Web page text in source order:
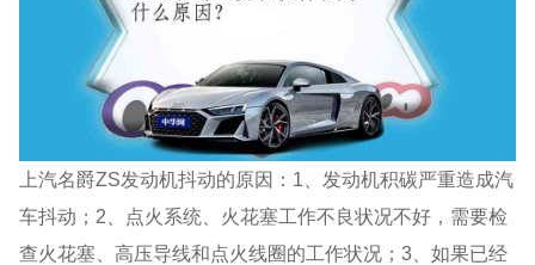
上汽名爵ZS发动机抖动的原因：1、发动机积碳严重造成汽
车抖动；2、点火系统、火花塞工作不良状况不好，需要检
查火花塞、高压导线和点火线圈的工作状况；3、如果已经